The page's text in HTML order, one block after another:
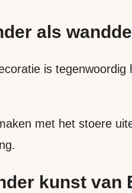
als
is
met het stoere
kunst van